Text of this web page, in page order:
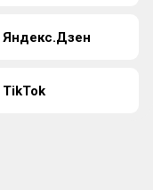
Яндекс.Дзен
TikTok